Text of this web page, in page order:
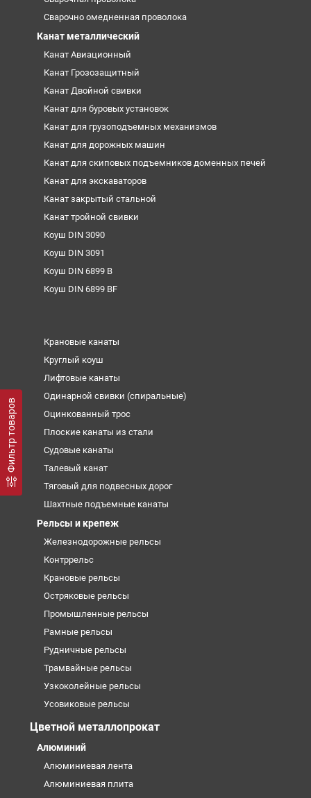
Фильтр товаров
Сварочно омедненная проволока
Канат металлический
Канат Авиационный
Канат Грозозащитный
Канат Двойной свивки
Канат для буровых установок
Канат для грузоподъемных механизмов
Канат для дорожных машин
Канат для скиповых подъемников доменных печей
Канат для экскаваторов
Канат закрытый стальной
Канат тройной свивки
Коуш DIN 3090
Коуш DIN 3091
Коуш DIN 6899 B
Коуш DIN 6899 BF
Крановые канаты
Круглый коуш
Лифтовые канаты
Одинарной свивки (спиральные)
Оцинкованный трос
Плоские канаты из стали
Судовые канаты
Талевый канат
Тяговый для подвесных дорог
Шахтные подъемные канаты
Рельсы и крепеж
Железнодорожные рельсы
Контррельс
Крановые рельсы
Остряковые рельсы
Промышленные рельсы
Рамные рельсы
Рудничные рельсы
Трамвайные рельсы
Узкоколейные рельсы
Усовиковые рельсы
Цветной металлопрокат
Алюминий
Алюминиевая лента
Алюминиевая плита